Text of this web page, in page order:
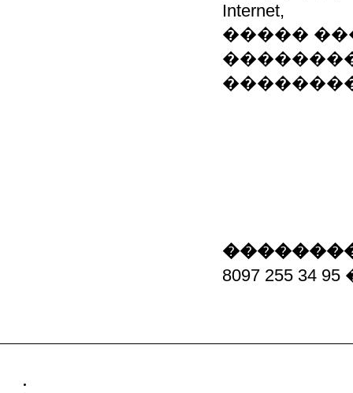
Internet,
�����
8097 255 34